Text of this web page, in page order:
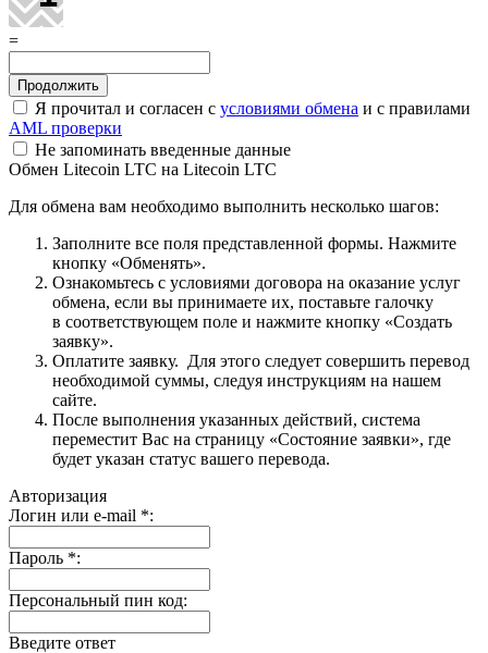
=
Я прочитал и согласен с условиями обмена и с правилами
AML проверки
Не запоминать введенные данные
Обмен Litecoin LTC на Litecoin LTC
Для обмена вам необходимо выполнить несколько шагов:
Заполните все поля представленной формы. Нажмите
кнопку «Обменять».
Ознакомьтесь с условиями договора на оказание услуг
обмена, если вы принимаете их, поставьте галочку
в соответствующем поле и нажмите кнопку «Создать
заявку».
Оплатите заявку. Для этого следует совершить перевод
необходимой суммы, следуя инструкциям на нашем
сайте.
После выполнения указанных действий, система
переместит Вас на страницу «Состояние заявки», где
будет указан статус вашего перевода.
Авторизация
Логин или e-mail *:
Пароль *:
Персональный пин код:
Введите ответ